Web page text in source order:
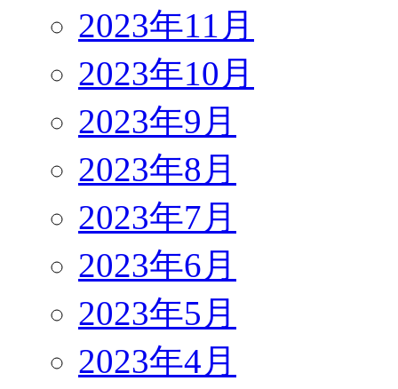
2023年11月
2023年10月
2023年9月
2023年8月
2023年7月
2023年6月
2023年5月
2023年4月